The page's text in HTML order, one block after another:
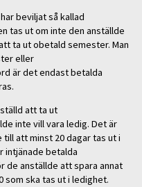
beviljat så kallad
tas ut om inte den anställde
ta ut obetald semester. Man
eller
är det endast betalda
att ta ut
inte vill vara ledig. Det är
att minst 20 dagar tas ut i
intjänade betalda
de anställde att spara annat
som ska tas ut i ledighet.